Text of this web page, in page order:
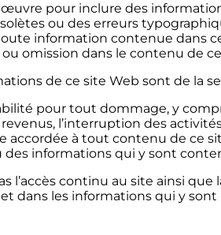
pour inclure des
ou des erreurs
information contenue dans
omission dans le contenu de
de ce site Web sont de la
pour tout dommage, y
l’interruption des
accordée à tout contenu de ce
informations qui y sont
l’accès continu au site ainsi
dans les informations qui y sont